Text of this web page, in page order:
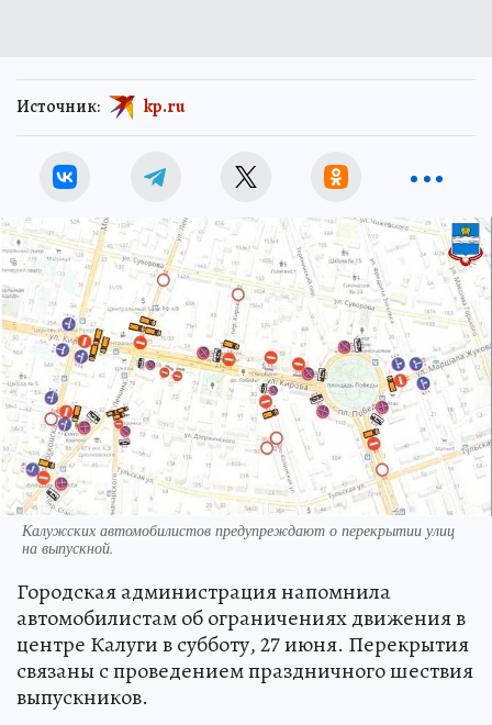
Источник: kp.ru
Калужских автомобилистов предупреждают о перекрытии улиц
на выпускной.
Городская администрация напомнила
автомобилистам об ограничениях движения в
центре Калуги в субботу, 27 июня. Перекрытия
связаны с проведением праздничного шествия
выпускников.